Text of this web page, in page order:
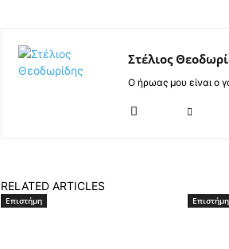
Στέλιος
Ο ήρωας μου είναι ο
RELATED ARTICLES
Επιστήμη Επιστήμη